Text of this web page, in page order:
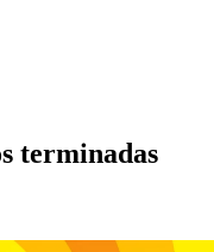
terminadas